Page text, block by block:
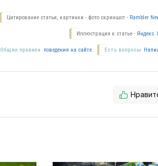
Цитирование статьи, картинки - фото скриншот - Rambler
Иллюстрация к статье - Яндекс.
Есть вопросы.
Общие правила поведения на сайте.